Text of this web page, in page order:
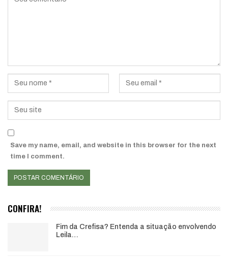
Save my name, email, and website in this browser for the next
time I comment.
CONFIRA!
Fim da Crefisa? Entenda a situação envolvendo
Leila…